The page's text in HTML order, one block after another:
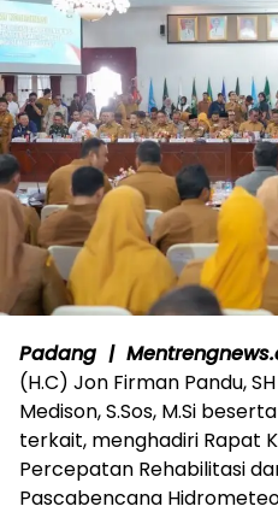
Padang |
(H.C) Jon Firman Pandu,
Medison, S.Sos, M.Si
terkait, menghadiri Rapat
Percepatan Rehabilitasi
Pascabencana